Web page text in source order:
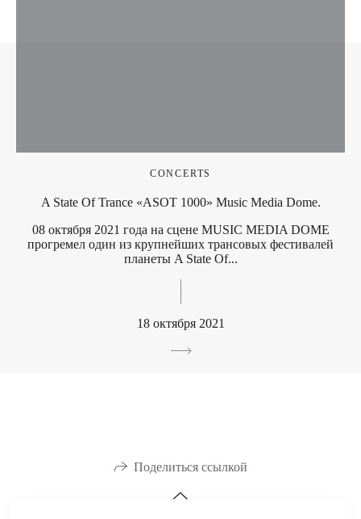
CONCERTS
A State Of Trance «ASOT 1000» Music Media Dome.
08 октября 2021 года на сцене MUSIC MEDIA DOME
прогремел один из крупнейших трансовых фестивалей
планеты A State Of...
18 октября 2021
Поделиться ссылкой